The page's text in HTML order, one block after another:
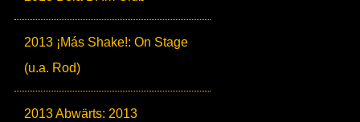
2013 ¡Más Shake!: On Stage
(u.a. Rod)
2013 Abwärts: 2013